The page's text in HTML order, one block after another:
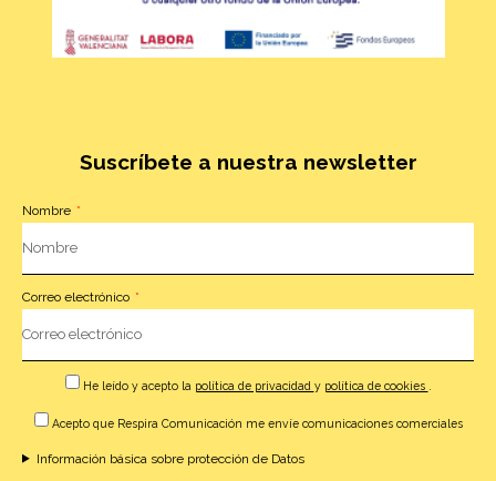
Suscríbete a nuestra newsletter
Nombre
Correo electrónico
He leído y acepto la política de privacidad y política de cookies
Acepto que Respira Comunicación me envíe comunicaciones comerciales
Información básica sobre protección de Datos